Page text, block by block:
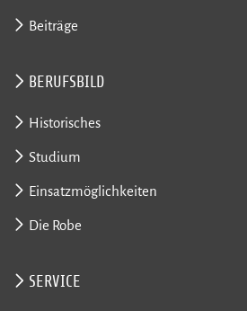
Beiträge
BERUFSBILD
Historisches
Studium
Einsatzmöglichkeiten
Die Robe
SERVICE